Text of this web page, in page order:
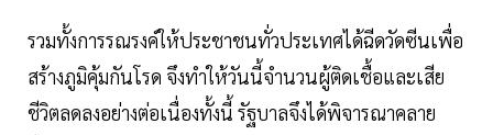
รวมทั้งการรณรงค์ให้ประชาชนทั่วประเทศได้ฉีดวัดซีนเพื่อ
สร้างภูมิคุ้มกันโรด จึงทำให้วันนี้จำนวนผู้ติดเชื้อและเสีย
ชีวิตลดลงอย่างต่อเนื่องทั้งนี้ รัฐบาลจึงได้พิจารณาคลาย